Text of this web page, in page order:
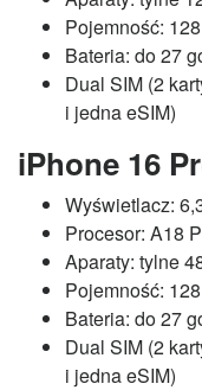
Pojemność:
Bateria: do 27
Dual SIM (2
i jedna eSIM)
iPhone 16
Wyświetlacz:
Procesor: A18
Aparaty: tylne
Pojemność:
Bateria: do 27
Dual SIM (2
i jedna eSIM)